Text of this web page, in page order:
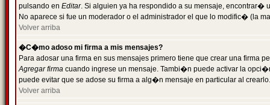
pulsando en Editar. Si alguien ya ha respondido a su mensaje, encontrar�
No aparece si fue un moderador o el administrador el que lo modific� (la
Volver arriba
�C�mo adoso mi firma a mis mensajes?
Para adosar una firma en sus mensajes primero tiene que crear una firma
Agregar firma cuando ingrese un mensaje. Tambi�n puede activar la
puede evitar que se adose su firma a alg�n mensaje en particular al crearlo.
Volver arriba